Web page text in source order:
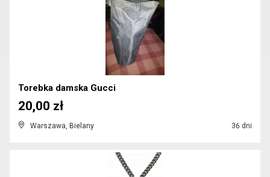
Torebka damska Gucci
Warszawa, Bielany 36 dni
20,00 zł